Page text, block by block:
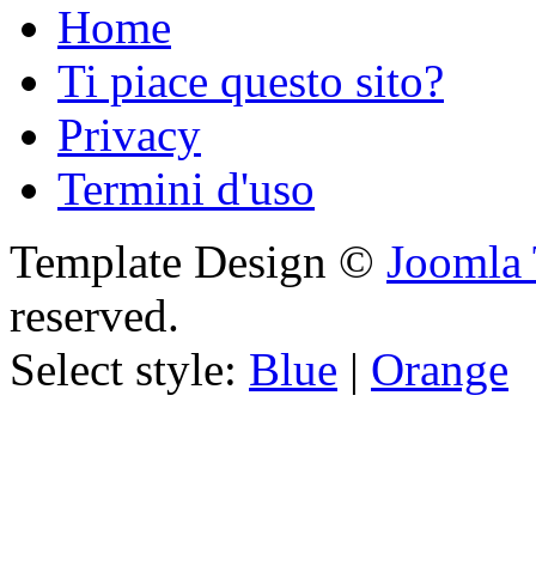
Home
Ti piace questo sito?
Privacy
Termini d'uso
Template Design © Joomla
reserved.
Select style: Blue | Orange